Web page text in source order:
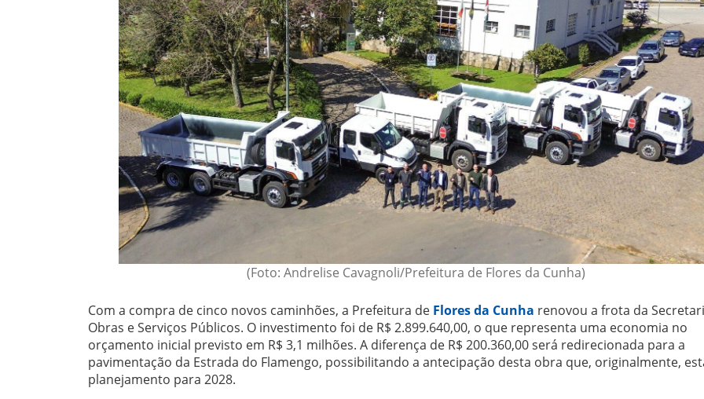
(Foto: Andrelise Cavagnoli/Prefeitura de Flores da Cunha)
Com a compra de cinco novos caminhões, a Prefeitura de Flores da Cunha renovou a frota da
Obras e Serviços Públicos. O investimento foi de R$ 2.899.640,00, o que representa uma economia no
orçamento inicial previsto em R$ 3,1 milhões. A diferença de R$ 200.360,00 será redirecionada para a
pavimentação da Estrada do Flamengo, possibilitando a antecipação desta obra que, originalmente,
planejamento para 2028.